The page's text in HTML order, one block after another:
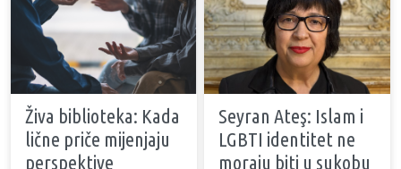
Živa biblioteka: Kada
lične priče mijenjaju
perspektive
Seyran Ateş: Islam i
LGBTI identitet ne
moraju biti u sukobu